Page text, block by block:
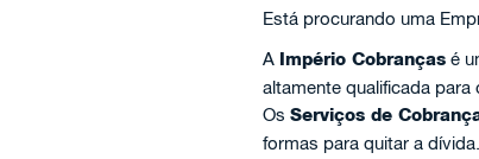
Está procurando uma
A Império Cobrançasé
altamente qualificada
Os Serviços de
formas para quitar a dívida.